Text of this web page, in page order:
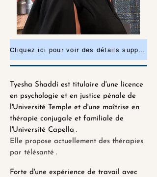
Tyesha Shaddi est titulaire d'une licence
en psychologie et en justice pénale de
l'Université Temple et d'une maîtrise en
thérapie conjugale et familiale de
l'Université Capella .
Elle propose actuellement des thérapies
par télésanté .
Forte d'une expérience de travail avec